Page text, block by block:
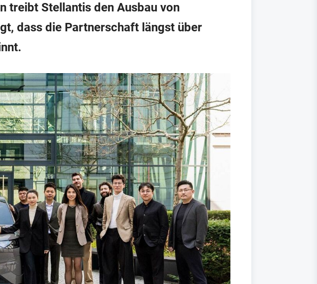
treibt Stellantis den Ausbau von
dass die Partnerschaft längst über